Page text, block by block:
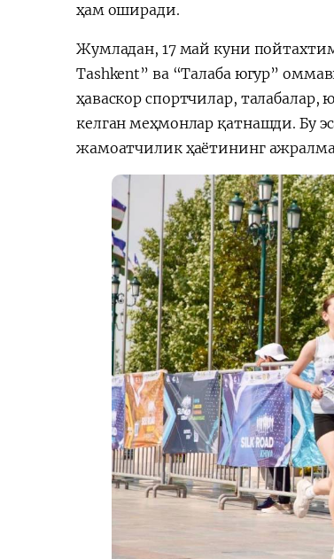
ҳам оширади.
Жумладан, 17 май куни
Tashkent” ва “Талаба югур”
ҳаваскор спортчилар,
келган меҳмонлар қатнашди. Бу
жамоатчилик ҳаётининг